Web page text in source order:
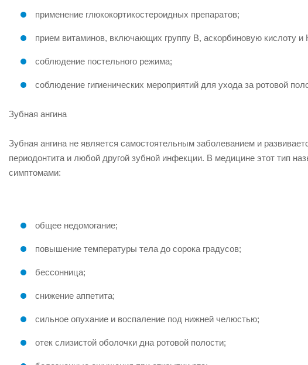
применение глюкокортикостероидных препаратов;
прием витаминов, включающих группу В, аскорбиновую кислоту и
соблюдение постельного режима;
соблюдение гигиенических мероприятий для ухода за ротовой
Зубная ангина
Зубная ангина не является самостоятельным заболеванием и
периодонтита и любой другой зубной инфекции. В медицине этот тип
симптомами:
общее недомогание;
повышение температуры тела до сорока градусов;
бессонница;
снижение аппетита;
сильное опухание и воспаление под нижней челюстью;
отек слизистой оболочки дна ротовой полости;